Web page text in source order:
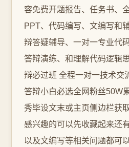
容免费开题报告、任务书、
PPT、代码编写、文编写和
辩答疑辅导、一对一专业代
答辩演练、和理解代码逻辑
辩必过班 全程一对一技术交
答辩小白必选全网粉丝50W
秀毕设文末或主页侧边栏获
感兴趣的可以先收藏起来还
以及文编写等相关问题都可